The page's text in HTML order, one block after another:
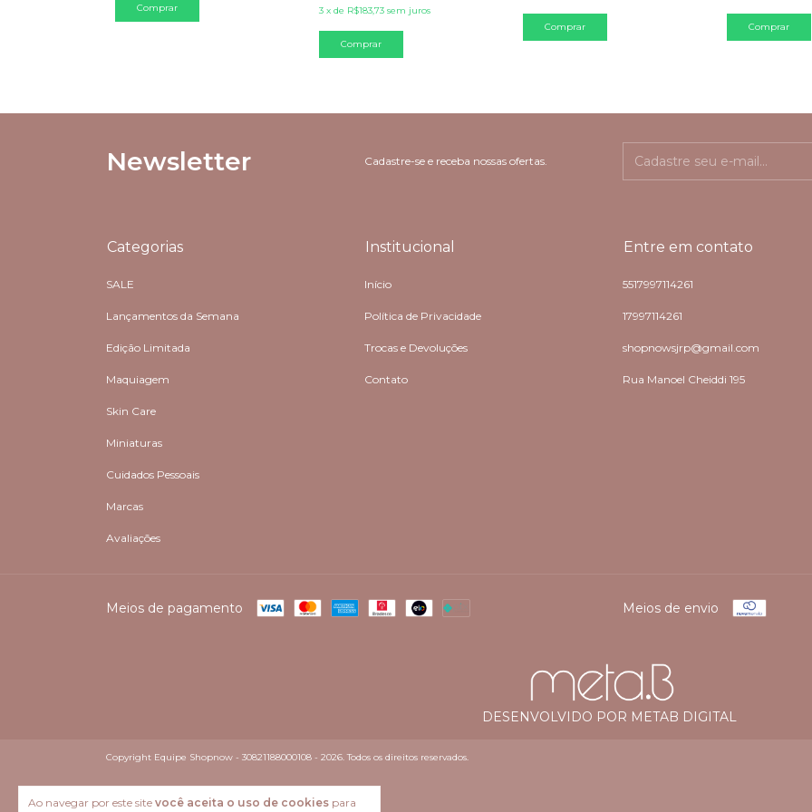
Ao navegar por este site você aceita o uso de cookies para
3 x de R$183,73 sem juros
Newsletter Cadastre-se e receba nossas ofertas.
Categorias
SALE
Lançamentos da Semana
Edição Limitada
Maquiagem
Skin Care
Miniaturas
Cuidados Pessoais
Marcas
Avaliações
Institucional
Início
Política de Privacidade
Trocas e Devoluções
Contato
Entre em contato
5517997114261
17997114261
shopnowsjrp@gmail.com
Rua Manoel Cheiddi 195
Meios de pagamento Meios de envio
DESENVOLVIDO POR METAB DIGITAL
Copyright Equipe Shopnow - 30821188000108 - 2026. Todos os direitos reservados.